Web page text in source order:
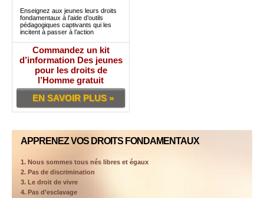
Enseignez aux jeunes leurs droits
fondamentaux à l’aide d’outils
pédagogiques captivants qui les
incitent à passer à l’action
Commandez un kit
d’information Des jeunes
pour les droits de
l’Homme gratuit
EN SAVOIR PLUS »
APPRENEZ VOS DROITS FONDAMENTAUX
1. Nous sommes tous nés libres et égaux
2. Pas de discrimination
3. Le droit de vivre
4. Pas d’esclavage